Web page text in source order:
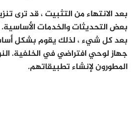
بعد الانتهاء من التثبيت ، قد ترى
بعد كل شيء ، لذلك يقوم بشكل
جهاز لوحي افتراضي في الخلفية.
المطورون لإنشاء تطبيقاتهم.